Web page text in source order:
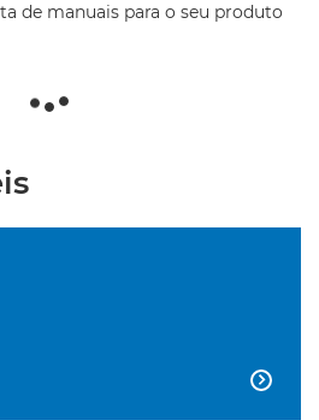
de manuais para o seu produto
